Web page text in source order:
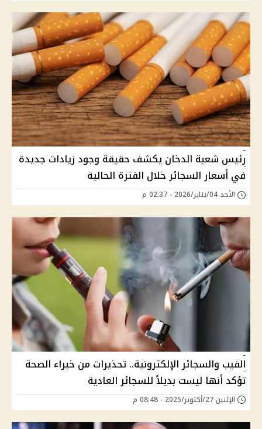
رئيس شعبة الدخان يكشف حقيقة وجود زيادات جديدة
في أسعار السجائر خلال الفترة الحالية
الأحد 04/يناير/2026 - 02:37 م
الفيب والسجائر الإلكترونية.. تحذيرات من خبراء الصحة
تؤكد أنها ليست بديلاً للسجائر العادية
الإثنين 27/أكتوبر/2025 - 08:48 م